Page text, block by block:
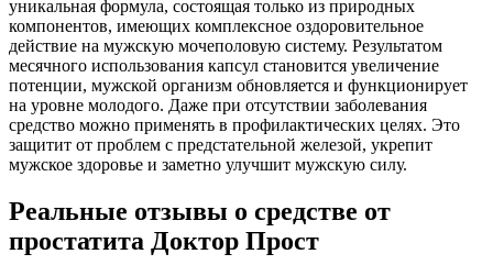
уникальная формула, состоящая только из природных
компонентов, имеющих комплексное оздоровительное
действие на мужскую мочеполовую систему. Результатом
месячного использования капсул становится увеличение
потенции, мужской организм обновляется и функционирует
на уровне молодого. Даже при отсутствии заболевания
средство можно применять в профилактических целях. Это
защитит от проблем с предстательной железой, укрепит
мужское здоровье и заметно улучшит мужскую силу.
Реальные отзывы о средстве от
простатита Доктор Прост